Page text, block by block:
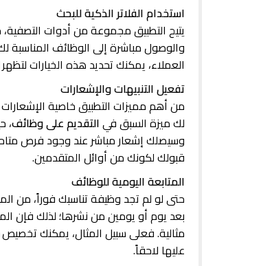
استخدام الفلاتر الذكية للبحث
يتيح التطبيق مجموعة من أدوات
والوصول مباشرة إلى الوظائف
العملاء، يمكنك تحديد هذه الخيارات
تفعيل التنبيهات والإشعارات
من أهم مميزات التطبيق خاصية
لك ميزة السبق فيالتقديم على وظائف،
وسيصلك إشعار مباشر عند وجود فرص
قبولك لكونك من أوائل المتقدمين.
المتابعة اليومية للوظائف
حتى لو لم تجد وظيفة تناسبك فوراً، من
بعد يوم أو يومين من نشرها؛ لذلك فإن
عليها لاحقاً.